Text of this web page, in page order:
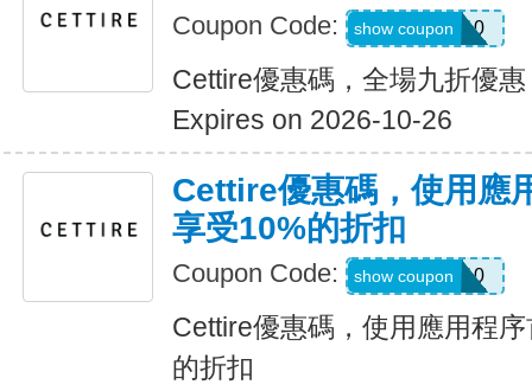
Coupon Code: JULY10
show coupon
Cettire優惠碼，全場九折優惠
Expires on 2026-10-26
Cettire優惠碼，使用應
享受10%的折扣
Coupon Code: APP10
show coupon
Cettire優惠碼，使用應用程
的折扣